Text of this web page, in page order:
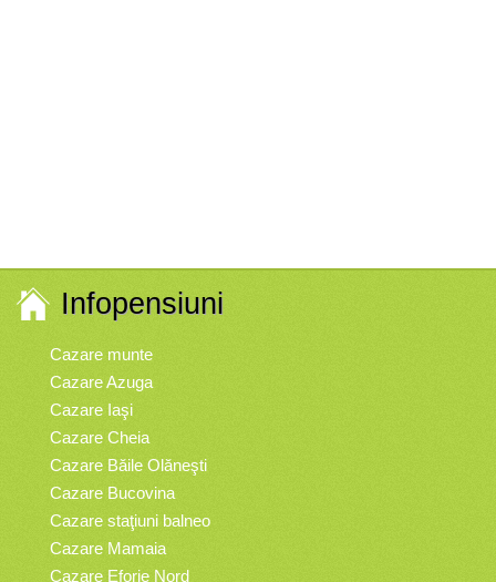
Infopensiuni
Cazare munte
Cazare Azuga
Cazare Iaşi
Cazare Cheia
Cazare Băile Olăneşti
Cazare Bucovina
Cazare staţiuni balneo
Cazare Mamaia
Cazare Eforie Nord